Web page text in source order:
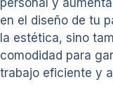
en el diseño de tu
la estética, sino
comodidad para
trabajo eficiente y